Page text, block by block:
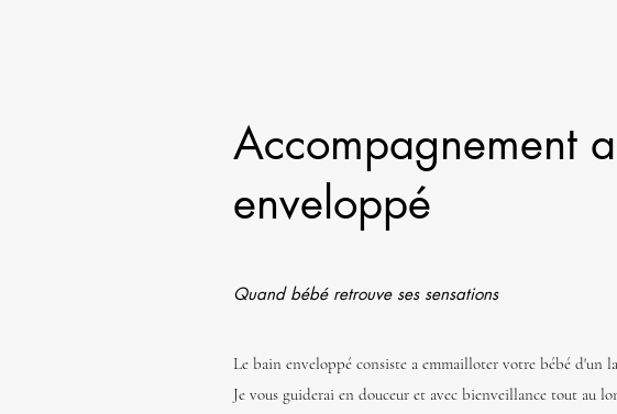
Accompagnement
enveloppé
Quand bébé retrouve ses sensations
Le bain enveloppé consiste a emmailloter votre bébé d'un
Je vous guiderai en douceur et avec bienveillance tout au